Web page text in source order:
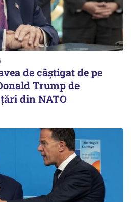
de câştigat de pe
Trump de
din NATO